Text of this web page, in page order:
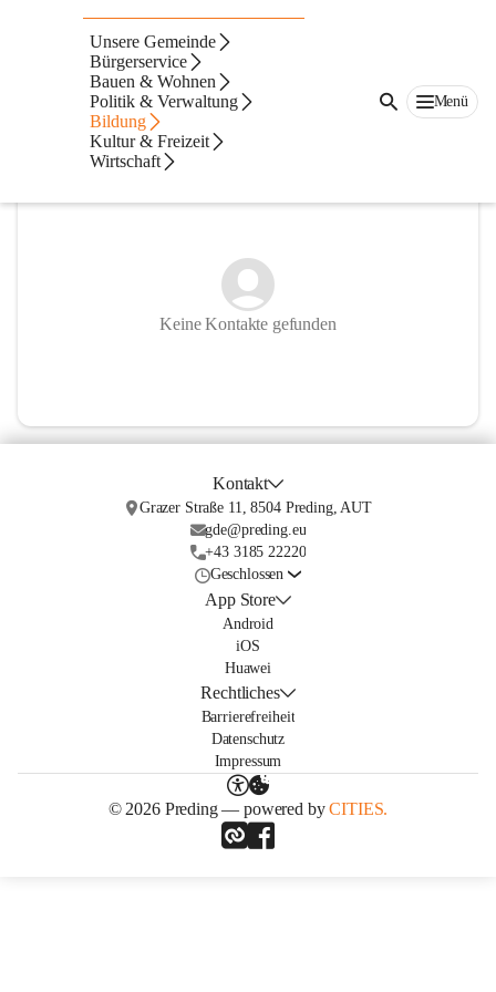
Unsere Gemeinde
Bürgerservice
Bauen & Wohnen
Politik & Verwaltung
Bildung
Kultur & Freizeit
Wirtschaft
Menü
Volksschule Preding
@volksschule-preding
Volksschule
In CITIES öffnen
Keine Kontakte gefunden
Kontakt
Grazer Straße 11, 8504 Preding, AUT
gde@preding.eu
+43 3185 22220
Geschlossen
App Store
Android
iOS
Huawei
Rechtliches
Barrierefreiheit
Datenschutz
Impressum
© 2026 Preding — powered byCITIES.